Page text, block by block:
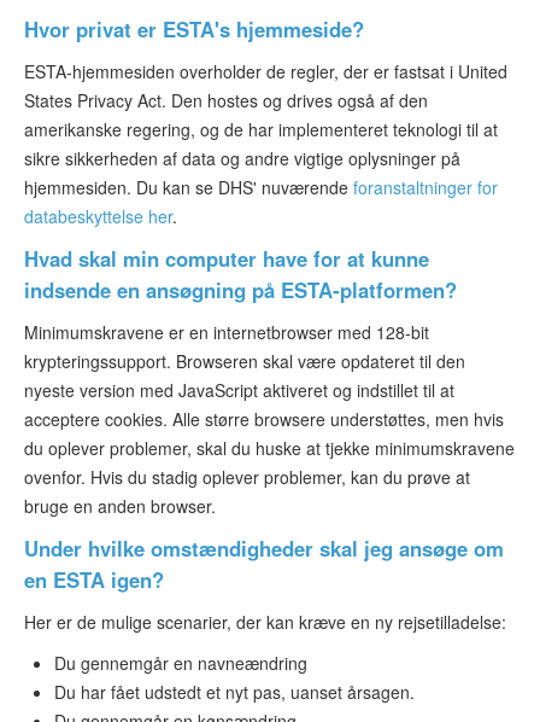
Hvor privat er ESTA's hjemmeside?
ESTA-hjemmesiden overholder de regler, der er fastsat i United
States Privacy Act. Den hostes og drives også af den
amerikanske regering, og de har implementeret teknologi til at
sikre sikkerheden af data og andre vigtige oplysninger på
hjemmesiden. Du kan se DHS' nuværende foranstaltninger for
databeskyttelse her.
Hvad skal min computer have for at kunne
indsende en ansøgning på ESTA-platformen?
Minimumskravene er en internetbrowser med 128-bit
krypteringssupport. Browseren skal være opdateret til den
nyeste version med JavaScript aktiveret og indstillet til at
acceptere cookies. Alle større browsere understøttes, men hvis
du oplever problemer, skal du huske at tjekke minimumskravene
ovenfor. Hvis du stadig oplever problemer, kan du prøve at
bruge en anden browser.
Under hvilke omstændigheder skal jeg ansøge om
en ESTA igen?
Her er de mulige scenarier, der kan kræve en ny rejsetilladelse:
Du gennemgår en navneændring
Du har fået udstedt et nyt pas, uanset årsagen.